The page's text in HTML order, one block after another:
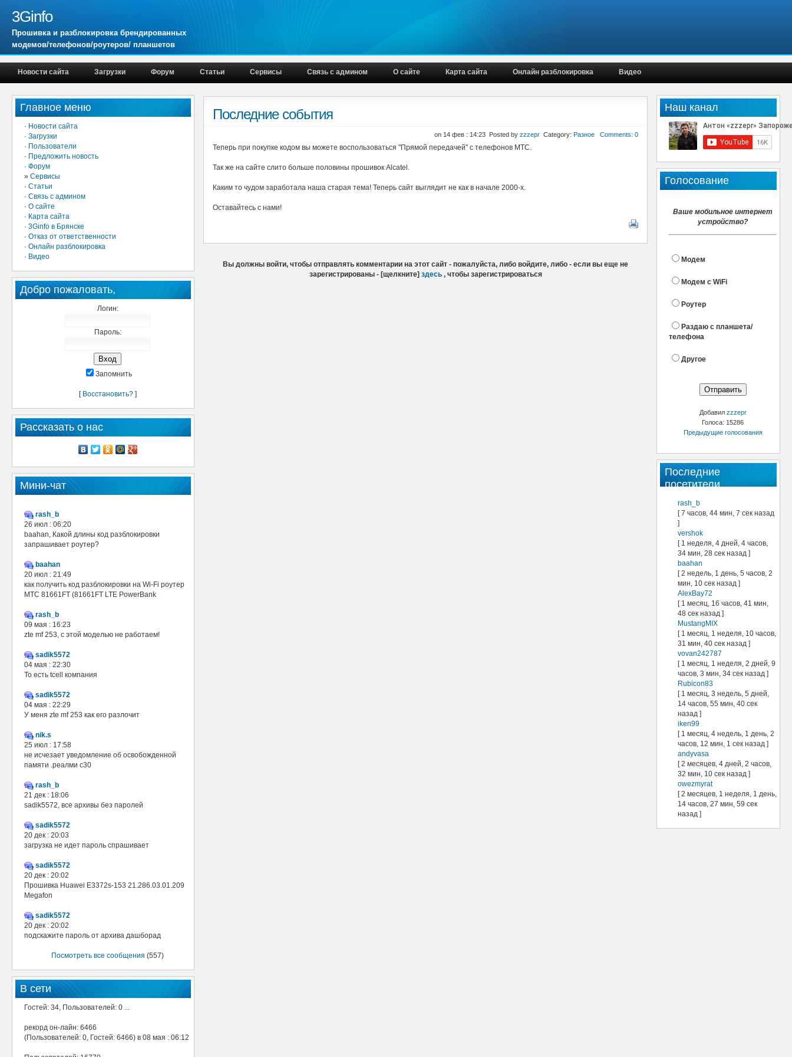
3Ginfo
Прошивка и разблокировка брендированных
модемов/телефонов/роутеров/ планшетов
Новости сайта Загрузки Форум Статьи Сервисы Связь с админом О сайте Карта сайта Онлайн разблокировка Видео
Наш канал
Голосование
Ваше мобильное интернет
устройство?
Модем
Модем с WiFi
Роутер
Раздаю с планшета/
телефона
Другое
Добавил zzzepr
Голоса: 15286
Предыдущие голосования
Последние
посетители
rash_b
[ 7 часов, 44 мин, 7 сек назад
]
vershok
[ 1 неделя, 4 дней, 4 часов,
34 мин, 28 сек назад ]
baahan
[ 2 недель, 1 день, 5 часов, 2
мин, 10 сек назад ]
AlexBay72
[ 1 месяц, 16 часов, 41 мин,
48 сек назад ]
MustangMIX
[ 1 месяц, 1 неделя, 10 часов,
31 мин, 40 сек назад ]
vovan242787
[ 1 месяц, 1 неделя, 2 дней, 9
часов, 3 мин, 34 сек назад ]
Rubicon83
[ 1 месяц, 3 недель, 5 дней,
14 часов, 55 мин, 40 сек
назад ]
iken99
[ 1 месяц, 4 недель, 1 день, 2
часов, 12 мин, 1 сек назад ]
andyvasa
[ 2 месяцев, 4 дней, 2 часов,
32 мин, 10 сек назад ]
owezmyrat
[ 2 месяцев, 1 неделя, 1 день,
14 часов, 27 мин, 59 сек
назад ]
Главное меню
· Новости сайта
· Загрузки
· Пользователи
· Предложить новость
· Форум
» Сервисы
· Статьи
· Связь с админом
· О сайте
· Карта сайта
· 3Ginfo в Брянске
· Отказ от ответственности
· Онлайн разблокировка
· Видео
Добро пожаловать,
Логин:
Пароль:
Запомнить
[ Восстановить?]
Рассказать о нас
Мини-чат
rash_b
26 июл : 06:20
baahan, Какой длины код разблокировки
запрашивает роутер?
baahan
20 июл : 21:49
как получить код разблокировки на Wi-Fi роутер
МТС 81661FT (81661FT LTE PowerBank
rash_b
09 мая : 16:23
zte mf 253, с этой моделью не работаем!
sadik5572
04 мая : 22:30
То есть tcell компания
sadik5572
04 мая : 22:29
У меня zte mf 253 как его разлочит
nik.s
25 июл : 17:58
не исчезает уведомление об освобожденной
памяти .реалми с30
rash_b
21 дек : 18:06
sadik5572, все архивы без паролей
sadik5572
20 дек : 20:03
загрузка не идет пароль спрашивает
sadik5572
20 дек : 20:02
Прошивка Huawei E3372s-153 21.286.03.01.209
Megafon
sadik5572
20 дек : 20:02
подскажите пароль от архива дашборад
Посмотреть все сообщения (557)
В сети
Гостей: 34, Пользователей: 0 ...
рекорд он-лайн: 6466
(Пользователей: 0, Гостей: 6466) в 08 мая : 06:12
Последние события
on 14 фев : 14:23 Posted by zzzepr Category: Разное Comments: 0
Теперь при покупке кодом вы можете воспользоваться "Прямой передачей" с телефонов МТС.
Так же на сайте слито больше половины прошивок Alcatel.
Каким то чудом заработала наша старая тема! Теперь сайт выглядит не как в начале 2000-х.
Оставайтесь с нами!
Вы должны войти, чтобы отправлять комментарии на этот сайт - пожалуйста, либо войдите, либо - если вы еще не
зарегистрированы - [щелкните] здесь, чтобы зарегистрироваться